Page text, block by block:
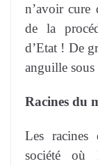
n’avoir cure
de la
d’Etat ! De
anguille sous
Racines du
Les racines
société où